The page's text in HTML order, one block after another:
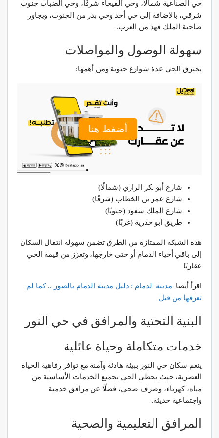
حي الصناعية شمالًا، وحي الفيحاء شرقًا، وحي الضباب جنوب
شرقي، بالإضافة إلى حي أحد وحي بدر من الجنوب، ويجاور
ضاحية الملك فهد من الغرب.
سهولة الوصول والمواصلات
يخترق الحي عدة شوارع حيوية ومن أهمها:
أضغط هنا
شارع أبو بكر الرازي (شمالًا)
شارع عمر بن الخطاب (شرقًا)
شارع الملك سعود (جنوبًا)
طريق أبو حدرية (غربًا)
هذه الشبكة الممتازة من الطرق تضمن سهولة انتقال السكان
إلى باقي أحياء الدمام أو حتى خارجها، وتعزز من قيمة الحي
عقاريًا
اقرأ أيضا: مدينة الدمام : دليل مدينة الدمام بالصور ..كما لم
تعرفها من قبل
البنية التحتية والمرافق في حي النور
خدمات متكاملة وحياة عائلية
ينعم سكان حي النور ببيئة هادئة وآمنة مع توافر رفاهية الحياة
العصرية، حيث يحظى الحي بجميع الخدمات الأساسية من
مياه، كهرباء، وصرف صحي، فضلًا عن مرافق خدمية
واجتماعية حديثة.
المرافق التعليمية والصحية